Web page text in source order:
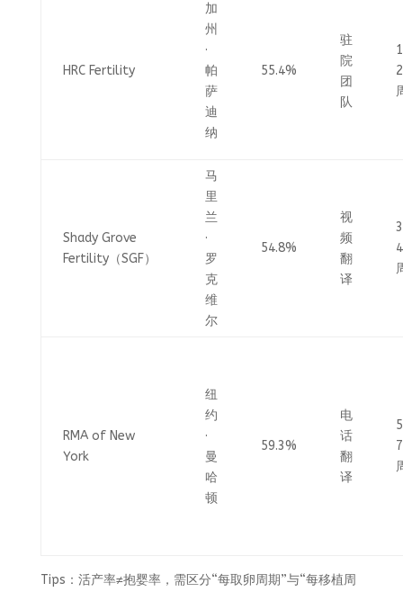
HRC Fertility
加
州
·
帕
萨
迪
纳
55.4%
驻
院
团
队
2
Shady Grove
Fertility（SGF）
马
里
兰
·
罗
克
维
尔
54.8%
视
频
翻
译
4
RMA of New
York
纽
约
·
曼
哈
顿
59.3%
电
话
翻
译
7
Tips：活产率≠抱婴率，需区分“每取卵周期”与“每移植周